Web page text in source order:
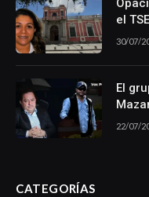
el TSE
30/07/
El
22/07/
CATEGORÍAS